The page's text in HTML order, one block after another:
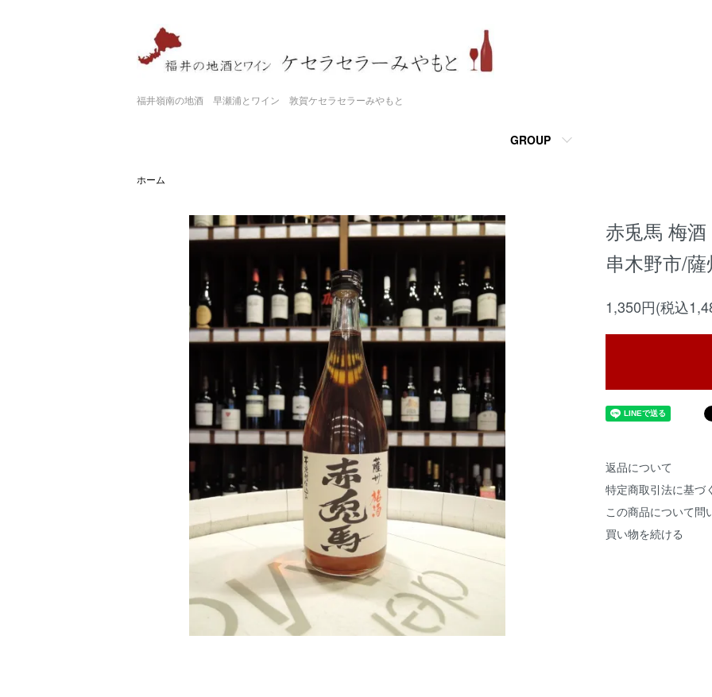
福井嶺南の地酒 早瀬浦とワイン 敦賀ケセラセラーみやもと
GROUP
ホーム
赤兎馬 梅
串木野市/薩
1,350円(税込
返品について
特定商取引法に基づ
この商品について問
買い物を続ける